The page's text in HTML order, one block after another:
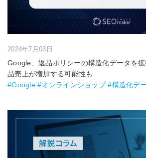
2024年7月03日
Google、返品ポリシーの構造化データを
品売上が増加する可能性も
#Google #オンラインショップ #構造化デ